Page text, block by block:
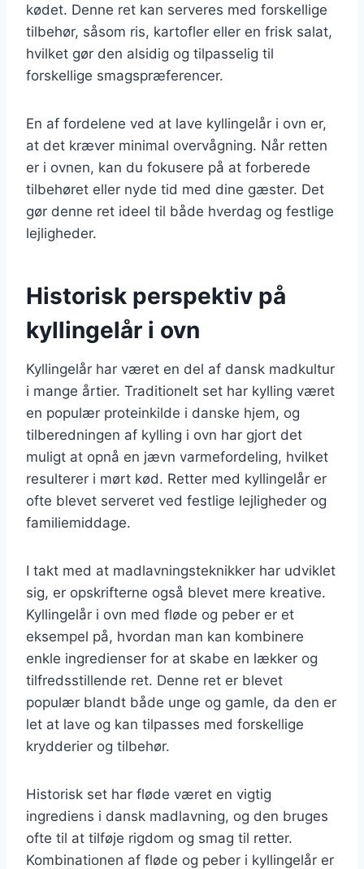
kødet. Denne ret kan serveres med forskellige
tilbehør, såsom ris, kartofler eller en frisk salat,
hvilket gør den alsidig og tilpasselig til
forskellige smagspræferencer.
En af fordelene ved at lave kyllingelår i ovn er,
at det kræver minimal overvågning. Når retten
er i ovnen, kan du fokusere på at forberede
tilbehøret eller nyde tid med dine gæster. Det
gør denne ret ideel til både hverdag og festlige
lejligheder.
Historisk perspektiv på
kyllingelår i ovn
Kyllingelår har været en del af dansk madkultur
i mange årtier. Traditionelt set har kylling været
en populær proteinkilde i danske hjem, og
tilberedningen af kylling i ovn har gjort det
muligt at opnå en jævn varmefordeling, hvilket
resulterer i mørt kød. Retter med kyllingelår er
ofte blevet serveret ved festlige lejligheder og
familiemiddage.
I takt med at madlavningsteknikker har udviklet
sig, er opskrifterne også blevet mere kreative.
Kyllingelår i ovn med fløde og peber er et
eksempel på, hvordan man kan kombinere
enkle ingredienser for at skabe en lækker og
tilfredsstillende ret. Denne ret er blevet
populær blandt både unge og gamle, da den er
let at lave og kan tilpasses med forskellige
krydderier og tilbehør.
Historisk set har fløde været en vigtig
ingrediens i dansk madlavning, og den bruges
ofte til at tilføje rigdom og smag til retter.
Kombinationen af fløde og peber i kyllingelår er